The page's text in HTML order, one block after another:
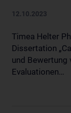
12.10.2023
Timea Helter
Dissertation
und Bewertung
Evaluationen…